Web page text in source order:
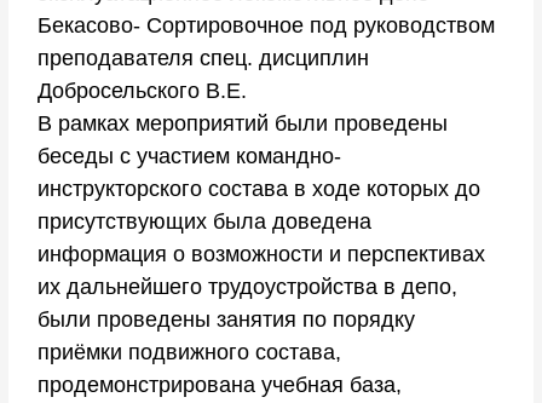
Бекасово- Сортировочное под руководством
преподавателя спец. дисциплин
Добросельского В.Е.
В рамках мероприятий были проведены
беседы с участием командно-
инструкторского состава в ходе которых до
присутствующих была доведена
информация о возможности и перспективах
их дальнейшего трудоустройства в депо,
были проведены занятия по порядку
приёмки подвижного состава,
продемонстрирована учебная база,